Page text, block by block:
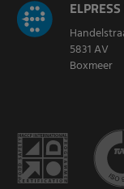
5831 AV
Boxmeer